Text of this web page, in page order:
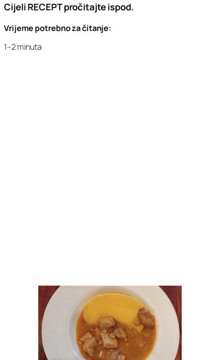
Cijeli RECEPT pročitajte ispod.
Vrijeme potrebno za čitanje:
1–2 minuta